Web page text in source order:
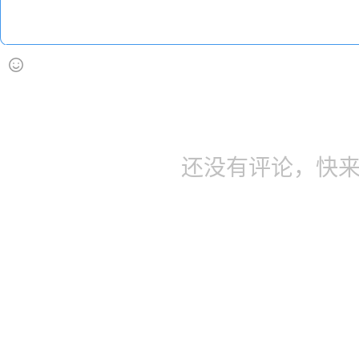
还没有评论，快